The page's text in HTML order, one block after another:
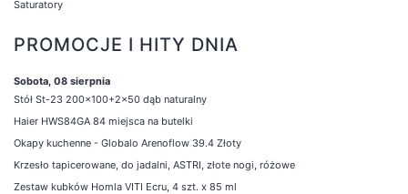
Saturatory
PROMOCJE I HITY DNIA
Sobota, 08 sierpnia
Stół St-23 200x100+2x50 dąb naturalny
Haier HWS84GA 84 miejsca na butelki
Okapy kuchenne - Globalo Arenoflow 39.4 Złoty
Krzesło tapicerowane, do jadalni, ASTRI, złote nogi, różowe
Zestaw kubków Homla VITI Ecru, 4 szt. x 85 ml